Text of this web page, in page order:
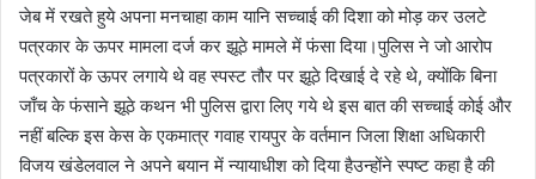
जेब में रखते हुये अपना मनचाहा काम यानि सच्चाई की दिशा को मोड़ कर उलटे
पत्रकार के ऊपर मामला दर्ज कर झूठे मामले में फंसा दिया।पुलिस ने जो आरोप
पत्रकारों के ऊपर लगाये थे वह स्पस्ट तौर पर झूठे दिखाई दे रहे थे, क्योंकि बिना
जाँच के फंसाने झूठे कथन भी पुलिस द्वारा लिए गये थे इस बात की सच्चाई कोई और
नहीं बल्कि इस केस के एकमात्र गवाह रायपुर के वर्तमान जिला शिक्षा अधिकारी
विजय खंडेलवाल ने अपने बयान में न्यायाधीश को दिया हैउन्होंने स्पष्ट कहा है की